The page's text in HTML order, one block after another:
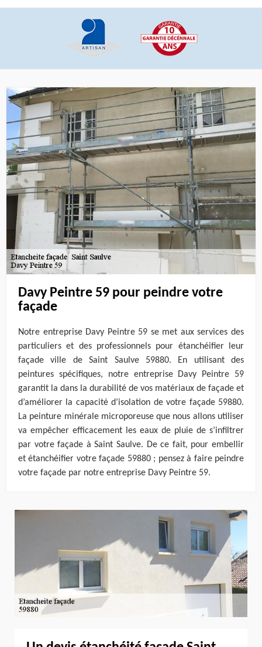
Davy Peintre 59 pour peindre votre
façade
Notre entreprise Davy Peintre 59 se met aux services des
particuliers et des professionnels pour étanchéifier leur
façade ville de Saint Saulve 59880. En utilisant des
peintures spécifiques, notre entreprise Davy Peintre 59
garantit la dans la durabilité de vos matériaux de façade et
d’améliorer la capacité d’isolation de votre façade 59880.
La peinture minérale microporeuse que nous allons utiliser
va empêcher efficacement les eaux de pluie de s’infiltrer
par votre façade à Saint Saulve. De ce fait, pour embellir
et étanchéifier votre façade 59880 ; pensez à faire peindre
votre façade par notre entreprise Davy Peintre 59.